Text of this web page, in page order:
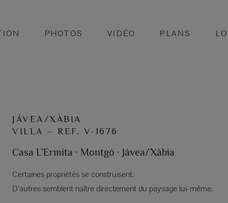
PHOTOS VIDÉO PLANS
JÁVEA/XÀBIA
VILLA – REF. V-1676
Casa L’Ermita · Montgó · Jávea/Xàbia
Certaines propriétés se construisent.
D’autres semblent naître directement du paysage lui-même.